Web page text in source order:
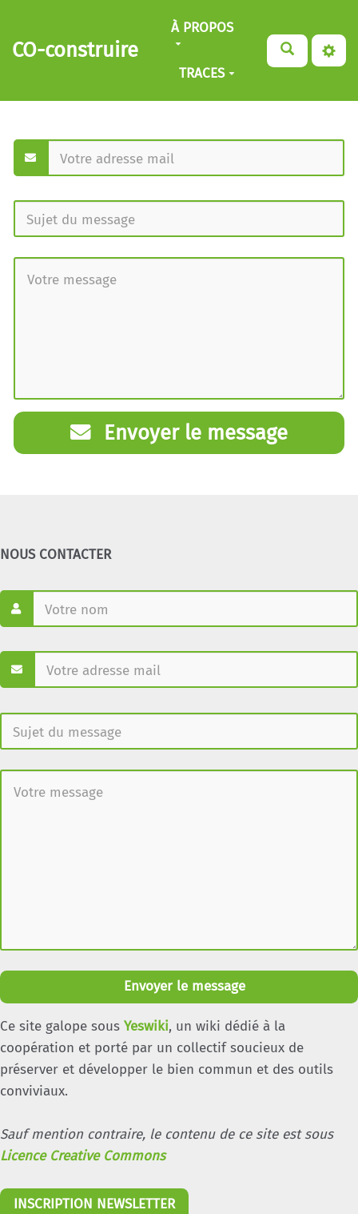
Aller au contenu principal
CO-construire
À PROPOS
TRACES
Envoyer le message
NOUS CONTACTER
Envoyer le message
Ce site galope sous Yeswiki, un wiki dédié à la
coopération et porté par un collectif soucieux de
préserver et développer le bien commun et des outils
conviviaux.
Sauf mention contraire, le contenu de ce site est sous
Licence Creative Commons
INSCRIPTION NEWSLETTER